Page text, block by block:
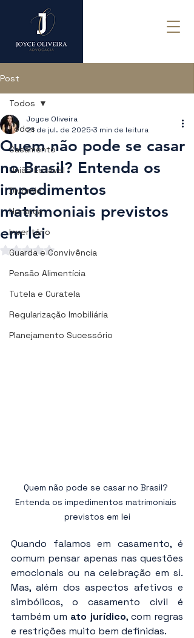
Post
Todos
Casamento
União Estável
Divórcio
Herança
Inventário
Guarda e Convivência
Pensão Alimentícia
Tutela e Curatela
Regularização Imobiliária
Planejamento Sucessório
Todos
Quem não pode se casar
no Brasil? Entenda os
impedimentos
matrimoniais previstos
em lei
Joyce Oliveira
21 de jul. de 2025 3 min de leitura
Avaliado com NaN de 5 estrelas.
Quem não pode se casar no Brasil?
Entenda os impedimentos matrimoniais
previstos em lei
Quando falamos em casamento, é
comum pensar apenas nas questões
emocionais ou na celebração em si.
Mas, além dos aspectos afetivos e
simbólicos, o casamento civil é
também um ato jurídico, com regras
e restrições muito bem definidas.